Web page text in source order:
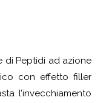
di Peptidi ad azione
con effetto filler
l’invecchiamento